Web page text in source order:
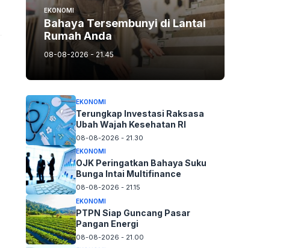
EKONOMI
Bahaya Tersembunyi di Lantai
Rumah Anda
08-08-2026 - 21.45
EKONOMI
Terungkap Investasi Raksasa
Ubah Wajah Kesehatan RI
08-08-2026 - 21.30
EKONOMI
OJK Peringatkan Bahaya Suku
Bunga Intai Multifinance
08-08-2026 - 21.15
EKONOMI
PTPN Siap Guncang Pasar
Pangan Energi
08-08-2026 - 21.00